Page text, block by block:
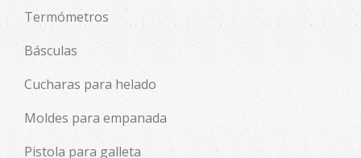
Termómetros
Básculas
Cucharas para helado
Moldes para empanada
Pistola para galleta